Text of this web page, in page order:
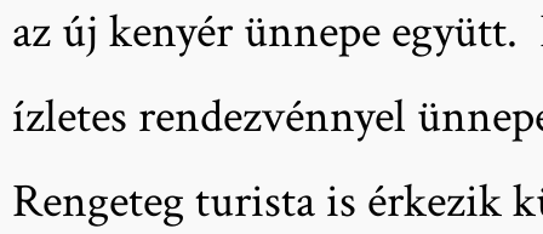
az új kenyér ünnepe együtt.
ízletes rendezvénnyel
Rengeteg turista is érkezik